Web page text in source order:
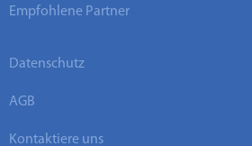
Empfohlene Partner
Datenschutz
AGB
Kontaktiere uns